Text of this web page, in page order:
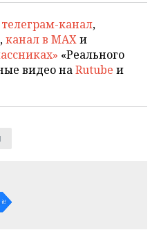
телеграм-канал,
,канал в MAXи
«Реального
видео наRutube и